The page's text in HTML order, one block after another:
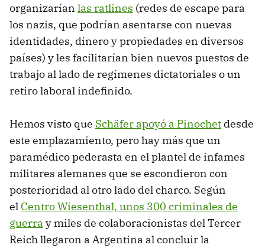
organizarían las ratlines (redes de escape para
los nazis, que podrían asentarse con nuevas
identidades, dinero y propiedades en diversos
países) y les facilitarían bien nuevos puestos de
trabajo al lado de regímenes dictatoriales o un
retiro laboral indefinido.
Hemos visto que Schäfer apoyó a Pinochet desde
este emplazamiento, pero hay más que un
paramédico pederasta en el plantel de infames
militares alemanes que se escondieron con
posterioridad al otro lado del charco. Según
el Centro Wiesenthal, unos 300 criminales de
guerra y miles de colaboracionistas del Tercer
Reich llegaron a Argentina al concluir la